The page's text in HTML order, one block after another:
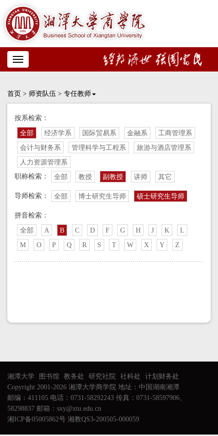
Toggle
navigation
首页 > 师资队伍 > 专任教师
按系检索：
全部 经济学系 国际贸易系 金融系
工商管理系
会计与财务系
管理科学与工程系
旅游与酒店管理系
人力资源管理系
职称检索：
全部 教授 副教授 讲师 其它
导师检索： 全部 博士研究生导师 硕士研究生导师
拼音检索：
全部 A B C D F G H J K
L
M
O P Q R S T W X Y Z
湘潭大学 图书馆 教务处 研究社院 社科处
计划财务处
Copyright 2001-2026 湘潭大学商学院 地址：中国湖南湘潭
邮编：411105 电话：0731-58292243 传真：0731-58597906、
58298837 邮箱：sxy@xtu.edu.cn
湘ICP备05005862号 湘教QS3-200505-000059